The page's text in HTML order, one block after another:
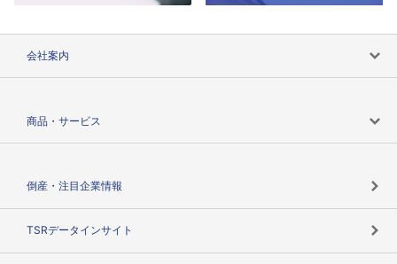
会社案内
商品・サービス
倒産・注目企業情報
TSRデータインサイト